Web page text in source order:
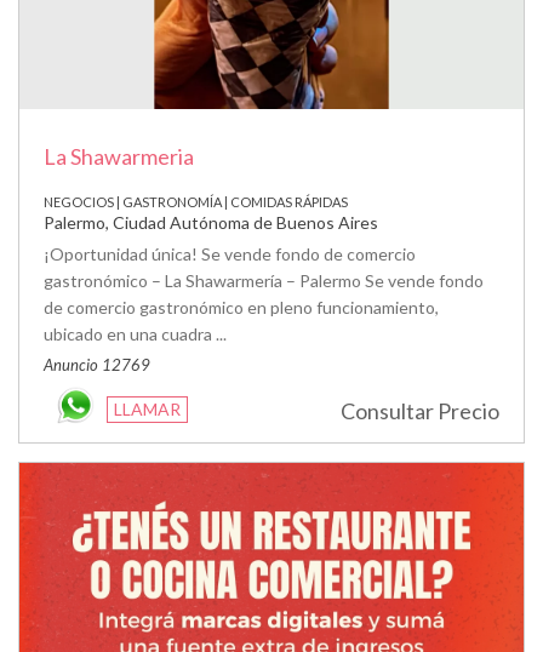
La Shawarmeria
NEGOCIOS | GASTRONOMÍA | COMIDAS RÁPIDAS
Palermo, Ciudad Autónoma de Buenos Aires
¡Oportunidad única! Se vende fondo de comercio
gastronómico – La Shawarmería – Palermo Se vende fondo
de comercio gastronómico en pleno funcionamiento,
ubicado en una cuadra ...
Anuncio 12769
LLAMAR Consultar Precio